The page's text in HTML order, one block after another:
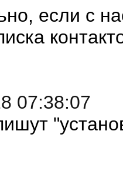
если с
07:38:07